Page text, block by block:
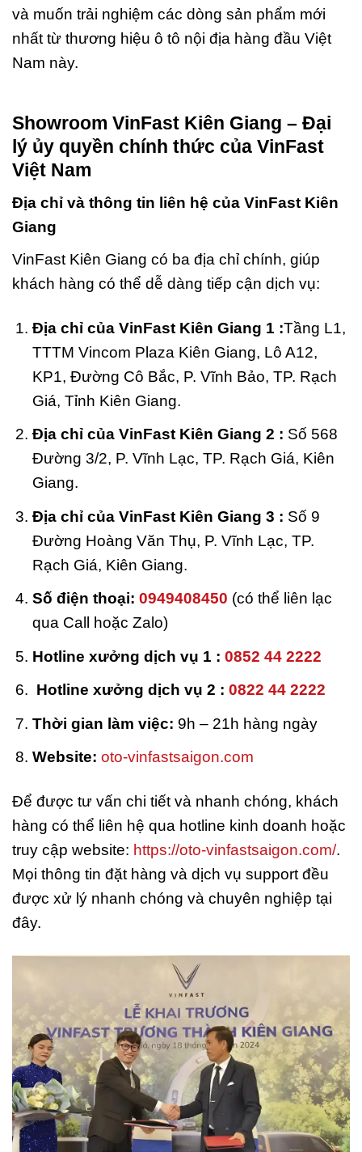
và muốn trải nghiệm các dòng sản phẩm mới
nhất từ thương hiệu ô tô nội địa hàng đầu Việt
Nam này.
Showroom VinFast Kiên Giang – Đại
lý ủy quyền chính thức của VinFast
Việt Nam
Địa chỉ và thông tin liên hệ của VinFast Kiên
Giang
VinFast Kiên Giang có ba địa chỉ chính, giúp
khách hàng có thể dễ dàng tiếp cận dịch vụ:
Địa chỉ của VinFast Kiên Giang 1 :Tầng L1,
TTTM Vincom Plaza Kiên Giang, Lô A12,
KP1, Đường Cô Bắc, P. Vĩnh Bảo, TP. Rạch
Giá, Tỉnh Kiên Giang.
Địa chỉ của VinFast Kiên Giang 2 : Số 568
Đường 3/2, P. Vĩnh Lạc, TP. Rạch Giá, Kiên
Giang.
Địa chỉ của VinFast Kiên Giang 3 : Số 9
Đường Hoàng Văn Thụ, P. Vĩnh Lạc, TP.
Rạch Giá, Kiên Giang.
Số điện thoại: 0949408450 (có thể liên lạc
qua Call hoặc Zalo)
Hotline xưởng dịch vụ 1 : 0852 44 2222
Hotline xưởng dịch vụ 2 : 0822 44 2222
Thời gian làm việc: 9h – 21h hàng ngày
Website: oto-vinfastsaigon.com
Để được tư vấn chi tiết và nhanh chóng, khách
hàng có thể liên hệ qua hotline kinh doanh hoặc
truy cập website: https://oto-vinfastsaigon.com/.
Mọi thông tin đặt hàng và dịch vụ support đều
được xử lý nhanh chóng và chuyên nghiệp tại
đây.